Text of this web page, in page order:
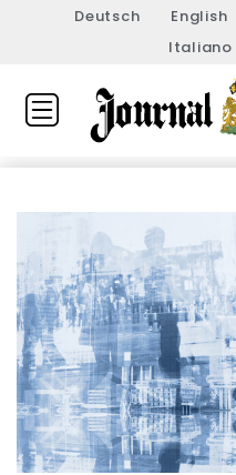
Deutsch English
Italiano